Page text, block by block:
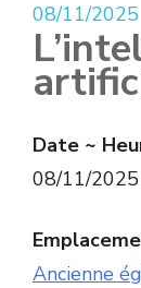
08/11/2025
Date ~
08/11/
Ancienne